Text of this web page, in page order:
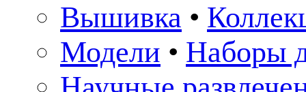
Вышивка •
Модели • Наборы